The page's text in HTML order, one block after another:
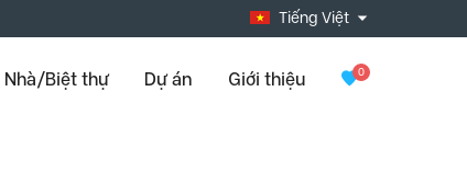
Tiếng Việt
Nhà/Biệt thự Dự án Giới thiệu 0